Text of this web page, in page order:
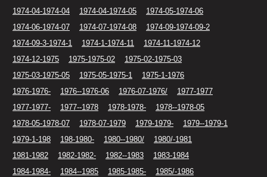
1974-04-1974-04
1974-04-1974-05
1974-05-1974-06
1974-06-1974-07
1974-07-1974-08
1974-09-1974-09-2
1974-09-3-1974-1
1974-1-1974-11
1974-11-1974-12
1974-12-1975
1975-1975-02
1975-02-1975-03
1975-03-1975-05
1975-05-1975-1
1975-1-1976
1976-1976-
1976--1976-06 1976-07-1976/
1977-1977
1977-1977-
1977--1978 1978-1978-
1978--1978-05
1978-05-1978-07
1978-07-1979 1979-1979-
1979--1979-1
1979-1-198
198-1980- 1980--1980/
1980/-1981
1981-1982
1982-1982- 1982--1983
1983-1984
1984-1984-
1984--1985 1985-1985-
1985/-1986